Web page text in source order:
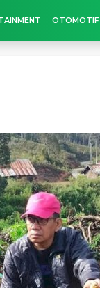
OTOMOTIF